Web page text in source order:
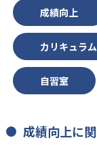
成績向上
カリキュラム
自習室
成績向上に